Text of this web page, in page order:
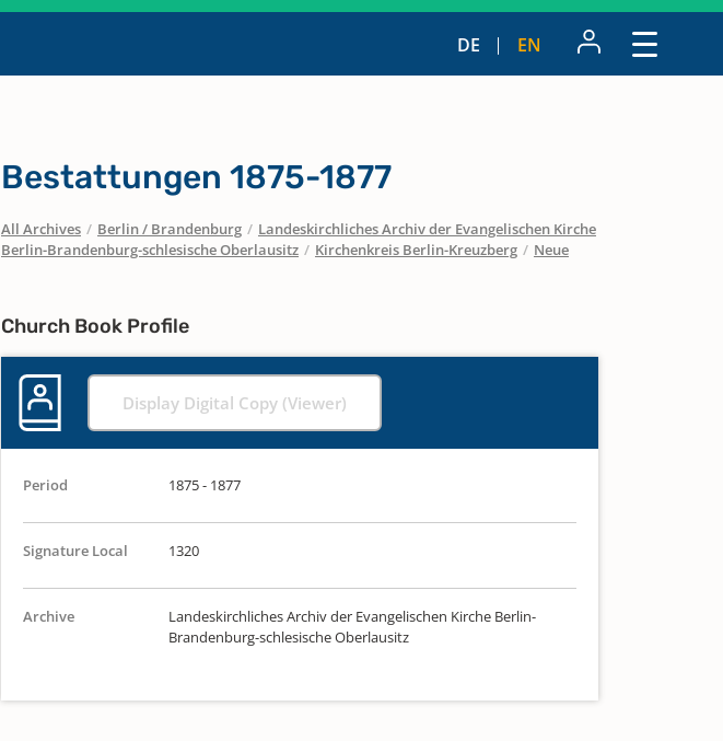
DE EN
Bestattungen 1875-1877
All Archives / Berlin / Brandenburg / Landeskirchliches Archiv der Evangelischen Kirche
Berlin-Brandenburg-schlesische Oberlausitz / Kirchenkreis Berlin-Kreuzberg / Neue
Church Book Profile
Display Digital Copy (Viewer)
Period 1875 - 1877
Signature Local 1320
Archive
Landeskirchliches Archiv der Evangelischen Kirche Berlin-
Brandenburg-schlesische Oberlausitz